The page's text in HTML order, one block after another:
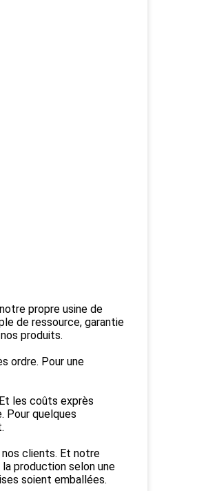
propre usine de
de ressource, garantie
produits.
ordre. Pour une
les coûts exprès
Pour quelques
nos clients. Et notre
production selon une
soient emballées.